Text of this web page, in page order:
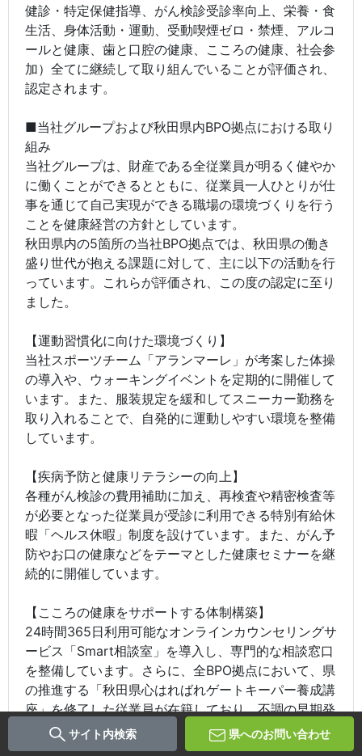
サイト内検索 県へのお問い合わせ
健診・特定保健指導、がん検診受診率向上、栄養・食
生活、身体活動・運動、受動喫煙ゼロ・禁煙、アルコ
ールと健康、歯と口腔の健康、こころの健康、社会参
加）全てに継続して取り組んでいることが評価され、
認定されます。
■当社グループおよび秋田県内BPO拠点における取り
組み
当社グループは、財産である全従業員が明るく健やか
に働くことができるとともに、従業員一人ひとりが仕
事を通じて自己実現ができる職場の環境づくりを行う
ことを健康経営の方針としています。
秋田県内の5箇所の当社BPO拠点では、秋田県の働き
盛り世代が抱える課題に対して、主に以下の活動を行
っています。これらが評価され、この度の認定に至り
ました。
【運動習慣化に向けた環境づくり】
当社スポーツチーム「アランマーレ」が考案した体操
の導入や、ウォーキングイベントを定期的に開催して
います。また、服装規定を緩和してスニーカー勤務を
取り入れることで、自発的に運動しやすい環境を整備
しています。
【疾病予防と健康リテラシーの向上】
各種がん検診の費用補助に加え、再検査や精密検査等
が必要となった従業員が受診に利用できる特別有給休
暇「ヘルス休暇」制度を設けています。また、がん予
防やお口の健康などをテーマとした健康セミナーを継
続的に開催しています。
【こころの健康をサポートする体制構築】
24時間365日利用可能なオンラインカウンセリングサ
ービス「Smart相談室」を導入し、専門的な相談窓口
を整備しています。さらに、全BPO拠点において、県
の推進する「秋田県心はればれゲートキーパー養成講
座」を修了した従業員が在籍しており、不調の早期発
見と適切な支援につなげる組織的な体制を構築してい
ます。